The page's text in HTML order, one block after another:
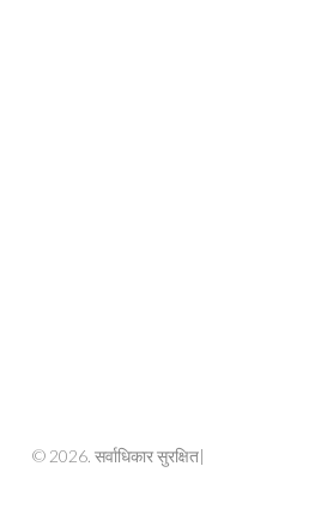
© 2026. सर्वाधिकार सुरक्षित|